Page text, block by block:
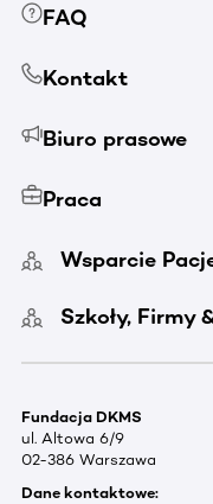
FAQ
Kontakt
Biuro prasowe
Praca
Wsparcie
Szkoły, Firmy
Fundacja DKMS
ul. Altowa 6/9
02-386 Warszawa
Dane kontaktowe: